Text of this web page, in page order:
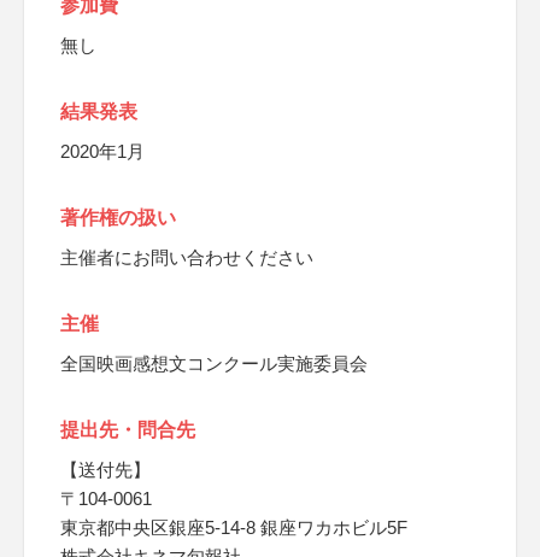
参加費
無し
結果発表
2020年1月
著作権の扱い
主催者にお問い合わせください
主催
全国映画感想文コンクール実施委員会
提出先・問合先
【送付先】
〒104-0061
東京都中央区銀座5-14-8 銀座ワカホビル5F